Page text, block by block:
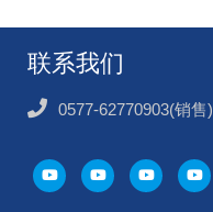
联系我们
0577-62770903(销售)